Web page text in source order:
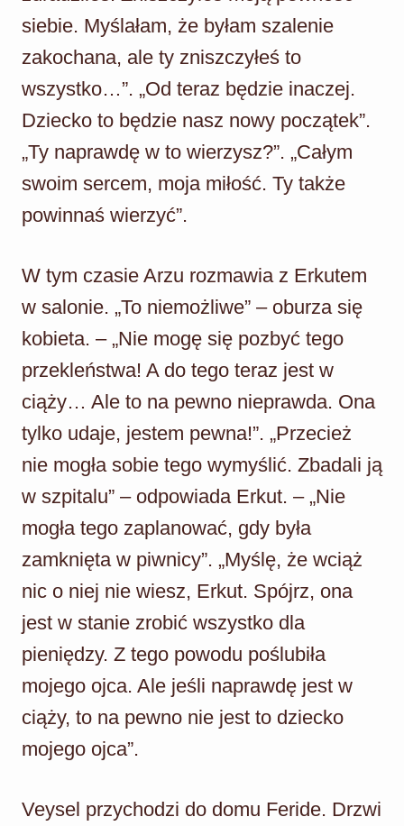
siebie. Myślałam, że byłam szalenie
zakochana, ale ty zniszczyłeś to
wszystko…”. „Od teraz będzie inaczej.
Dziecko to będzie nasz nowy początek”.
„Ty naprawdę w to wierzysz?”. „Całym
swoim sercem, moja miłość. Ty także
powinnaś wierzyć”.
W tym czasie Arzu rozmawia z Erkutem
w salonie. „To niemożliwe” – oburza się
kobieta. – „Nie mogę się pozbyć tego
przekleństwa! A do tego teraz jest w
ciąży… Ale to na pewno nieprawda. Ona
tylko udaje, jestem pewna!”. „Przecież
nie mogła sobie tego wymyślić. Zbadali ją
w szpitalu” – odpowiada Erkut. – „Nie
mogła tego zaplanować, gdy była
zamknięta w piwnicy”. „Myślę, że wciąż
nic o niej nie wiesz, Erkut. Spójrz, ona
jest w stanie zrobić wszystko dla
pieniędzy. Z tego powodu poślubiła
mojego ojca. Ale jeśli naprawdę jest w
ciąży, to na pewno nie jest to dziecko
mojego ojca”.
Veysel przychodzi do domu Feride. Drzwi